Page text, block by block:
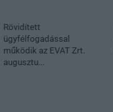
Rövidített
ügyfélfogadással
működik az EVAT Zrt.
augusztu...